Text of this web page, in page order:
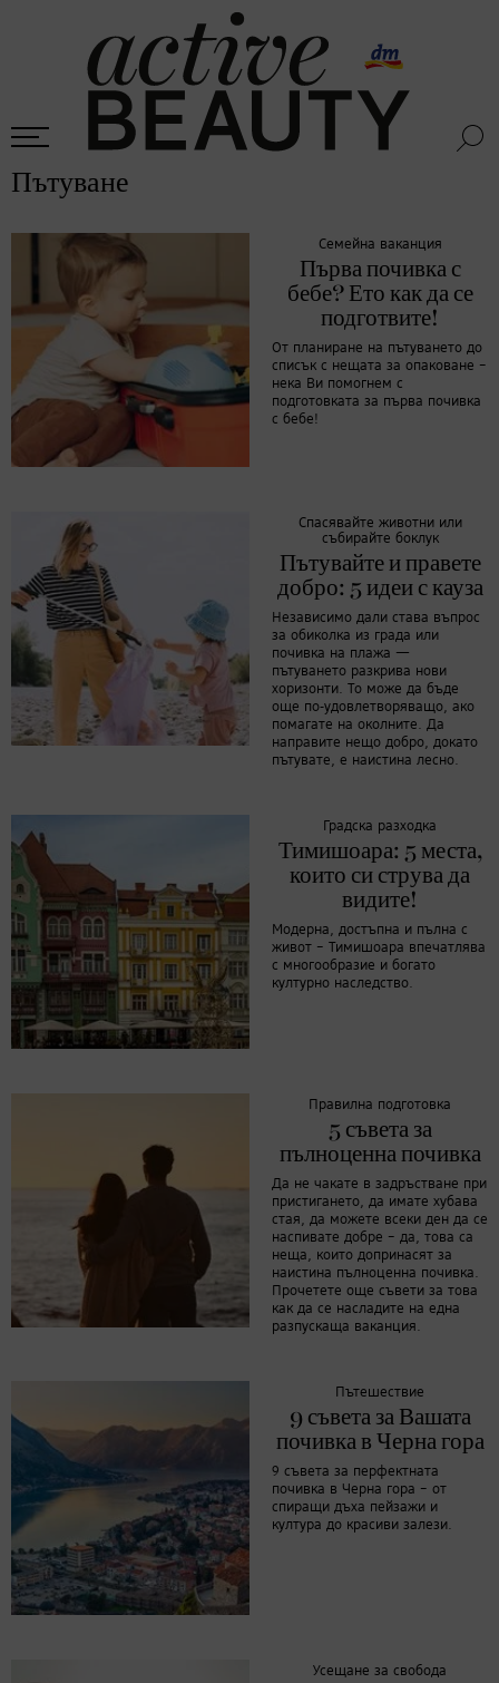
Пътуване
Семейна ваканция
Първа почивка с
бебе? Ето как да се
подготвите!
От планиране на пътуването до
списък с нещата за опаковане –
нека Ви помогнем с
подготовката за първа почивка
с бебе!
Спасявайте животни или
събирайте боклук
Пътувайте и правете
добро: 5 идеи с кауза
Независимо дали става въпрос
за обиколка из града или
почивка на плажа —
пътуването разкрива нови
хоризонти. То може да бъде
още по-удовлетворяващо, ако
помагате на околните. Да
направите нещо добро, докато
пътувате, е наистина лесно.
Градска разходка
Тимишоара: 5 места,
които си струва да
видите!
Модерна, достъпна и пълна с
живот – Тимишоара впечатлява
с многообразие и богато
културно наследство.
Правилна подготовка
5 съвета за
пълноценна почивка
Да не чакате в задръстване при
пристигането, да имате хубава
стая, да можете всеки ден да се
наспивате добре – да, това са
неща, които допринасят за
наистина пълноценна почивка.
Прочетете още съвети за това
как да се насладите на една
разпускаща ваканция.
Пътешествие
9 съвета за Вашата
почивка в Черна гора
9 съвета за перфектната
почивка в Черна гора – от
спиращи дъха пейзажи и
култура до красиви залези.
Усещане за свобода